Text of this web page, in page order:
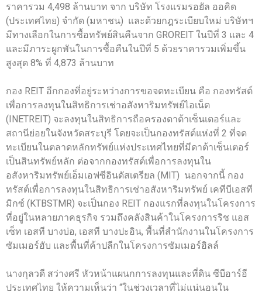
ราคารวม 4,498 ล้านบาท จาก บริษัท โรงแรมรอยัล ออคิด
(ประเทศไทย) จำกัด (มหาชน) และด้วยกฎระเบียบใหม่ บริษัทฯ
มีทางเลือกในการซื้อทรัพย์สินคืนจาก GROREIT ในปีที่ 3 และ 4
และมีภาระผูกพันในการซื้อคืนในปีที่ 5 ด้วยราคารวมเพิ่มขึ้น
สูงสุด 8% ที่ 4,873 ล้านบาท
กอง REIT อีกกองที่อยู่ระหว่างการขอจดทะเบียน คือ กองทรัสต์
เพื่อการลงทุนในสิทธิการเช่าอสังหาริมทรัพย์ไอเน็ต
(INETREIT) จะลงทุนในสิทธิการถือครองดาต้าเซ็นเตอร์และ
สถานีย่อยในจังหวัดสระบุรี โดยจะเป็นกองทรัสต์แห่งที่ 2 ที่จด
ทะเบียนในตลาดหลักทรัพย์แห่งประเทศไทยที่มีดาต้าเซ็นเตอร์
เป็นสินทรัพย์หลัก ต่อจากกองทรัสต์เพื่อการลงทุนใน
อสังหาริมทรัพย์เอ็มเอฟซีอินดัสเตรียล (MIT) นอกจากนี้ กอง
ทรัสต์เพื่อการลงทุนในสิทธิการเช่าอสังหาริมทรัพย์ เคทีบีเอสที
มิกซ์ (KTBSTMR) จะเป็นกอง REIT กองแรกที่ลงทุนในโครงการ
ที่อยู่ในหลายภาคธุรกิจ รวมถึงคลังสินค้าในโครงการริช แอส
เซ็ท เอสที บางบ่อ, เอสที บางปะอิน, พื้นที่สำนักงานในโครงการ
ซัมเมอร์ฮับ และพื้นที่ค้าปลีกในโครงการซัมเมอร์ฮิลล์
นางกุลวดี สว่างศรี หัวหน้าแผนกการลงทุนและที่ดิน ซีบีอาร์อี
ประเทศไทย ให้ความเห็นว่า “ในช่วงเวลาที่ไม่แน่นอนใน